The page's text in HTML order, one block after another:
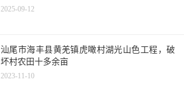
2025-09-12
汕尾市海丰县黄羌镇虎噉村湖光山色工程，破
坏村农田十多余亩
2023-11-10